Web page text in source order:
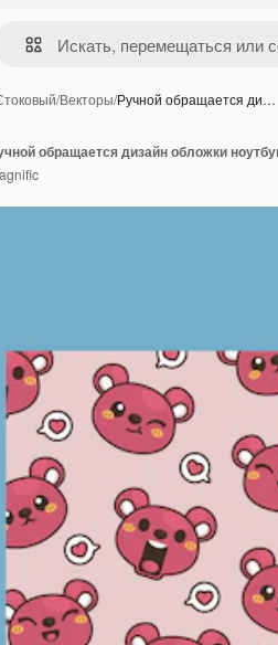
/Векторы/Ручной обращается ди…
обращается дизайн обложки